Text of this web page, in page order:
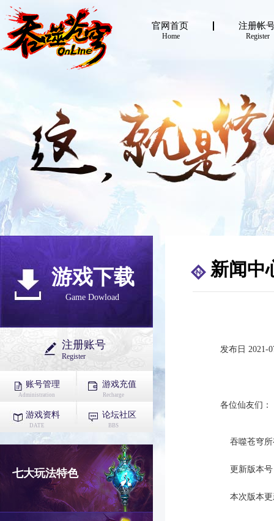
官网首页
Home
注册帐
Register
游戏下载
Game Dowload
注册账号
Register
账号管理
Administration
游戏充值
Recharge
游戏资料
DATE
论坛社区
BBS
七大玩法特色
新闻中
发布日 2021-
各位仙友们：
吞噬苍穹所
更新版本号
本次版本更